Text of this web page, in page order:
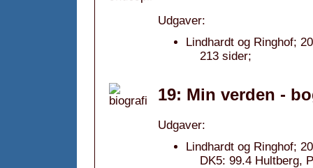
Udgaver:
Lindhardt og Ringhof;
213 sider;
19: Min verden -
Udgaver:
Lindhardt og Ringhof;
DK5: 99.4 Hultberg,